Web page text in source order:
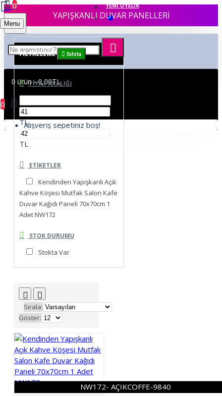
YENI ÜYELIK
Menu
0
0 ürün - 0,00TL
0
Alışveriş sepetiniz boş!
YAPIŞKANLI DUVAR PANELLERİ
FILTRELEME Sıfırla
FIYAT ARALIĞI
TL
TL
ETIKETLER
Kendinden Yapışkanlı Açık
Kahve Köşesi Mutfak Salon Kafe
Duvar Kağıdı Paneli 70x70cm 1
Adet NW172
STOK DURUMU
Stokta Var
Sırala:
Göster:
NW172- AÇIKCOFFE-9840